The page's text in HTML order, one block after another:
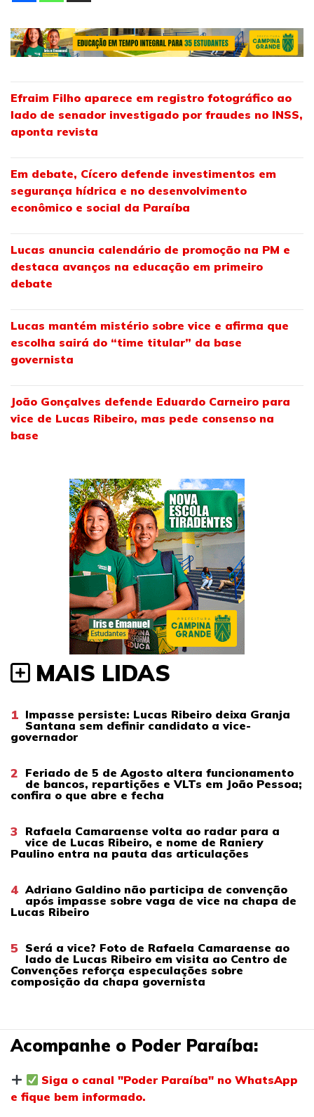
Efraim Filho aparece em registro fotográfico ao
lado de senador investigado por fraudes no INSS,
aponta revista
Em debate, Cícero defende investimentos em
segurança hídrica e no desenvolvimento
econômico e social da Paraíba
Lucas anuncia calendário de promoção na PM e
destaca avanços na educação em primeiro
debate
Lucas mantém mistério sobre vice e afirma que
escolha sairá do “time titular” da base
governista
João Gonçalves defende Eduardo Carneiro para
vice de Lucas Ribeiro, mas pede consenso na
base
MAIS LIDAS
1 Impasse persiste: Lucas Ribeiro deixa Granja
Santana sem definir candidato a vice-
governador
2 Feriado de 5 de Agosto altera funcionamento
de bancos, repartições e VLTs em João Pessoa;
confira o que abre e fecha
3 Rafaela Camaraense volta ao radar para a
vice de Lucas Ribeiro, e nome de Raniery
Paulino entra na pauta das articulações
4 Adriano Galdino não participa de convenção
após impasse sobre vaga de vice na chapa de
Lucas Ribeiro
5 Será a vice? Foto de Rafaela Camaraense ao
lado de Lucas Ribeiro em visita ao Centro de
Convenções reforça especulações sobre
composição da chapa governista
Acompanhe o Poder Paraíba:
Siga o canal "Poder Paraíba" no WhatsApp
e fique bem informado.